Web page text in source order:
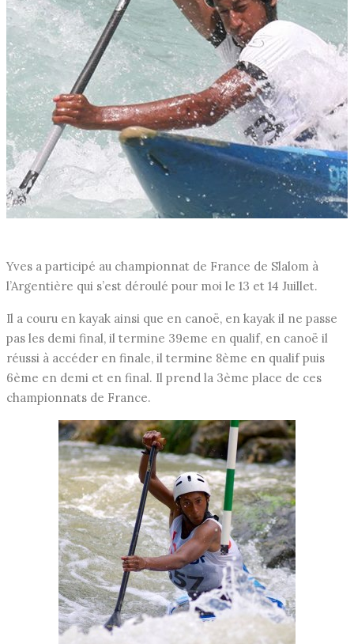
Yves a participé au championnat de France de Slalom à
l’Argentière qui s’est déroulé pour moi le 13 et 14 Juillet.
Il a couru en kayak ainsi que en canoë, en kayak il ne passe
pas les demi final, il termine 39eme en qualif, en canoë il
réussi à accéder en finale, il termine 8ème en qualif puis
6ème en demi et en final. Il prend la 3ème place de ces
championnats de France.